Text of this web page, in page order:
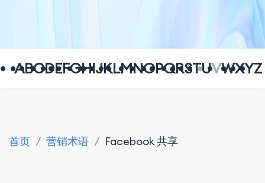
ABCDEFGHIJKLMNOPQRSTUVWXYZ
首页 / 营销术语 / Facebook 共享